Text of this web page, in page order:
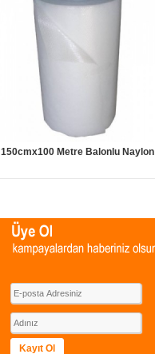
150cmx100 Metre Balonlu Naylon
Kayıt Ol